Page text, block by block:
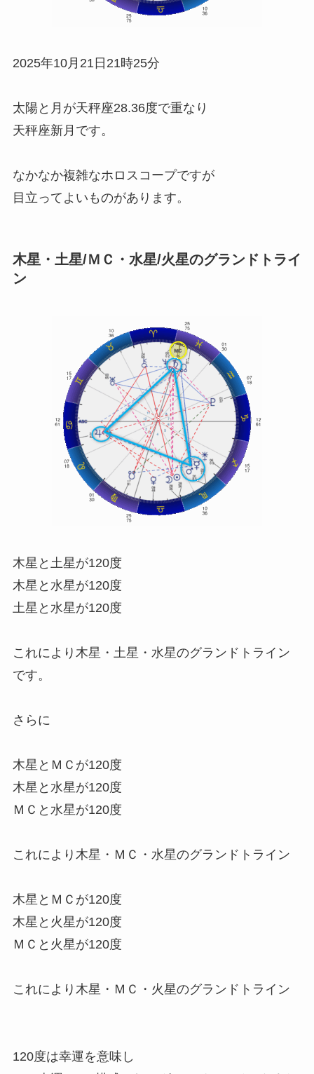
2025年10月21日21時25分
太陽と月が天秤座28.36度で重なり
天秤座新月です。
なかなか複雑なホロスコープですが
目立ってよいものがあります。
木星・土星/ＭＣ・水星/火星のグランドトライ
ン
木星と土星が120度
木星と水星が120度
土星と水星が120度
これにより木星・土星・水星のグランドトライン
です。
さらに
木星とＭＣが120度
木星と水星が120度
ＭＣと水星が120度
これにより木星・ＭＣ・水星のグランドトライン
木星とＭＣが120度
木星と火星が120度
ＭＣと火星が120度
これにより木星・ＭＣ・火星のグランドトライン
120度は幸運を意味し